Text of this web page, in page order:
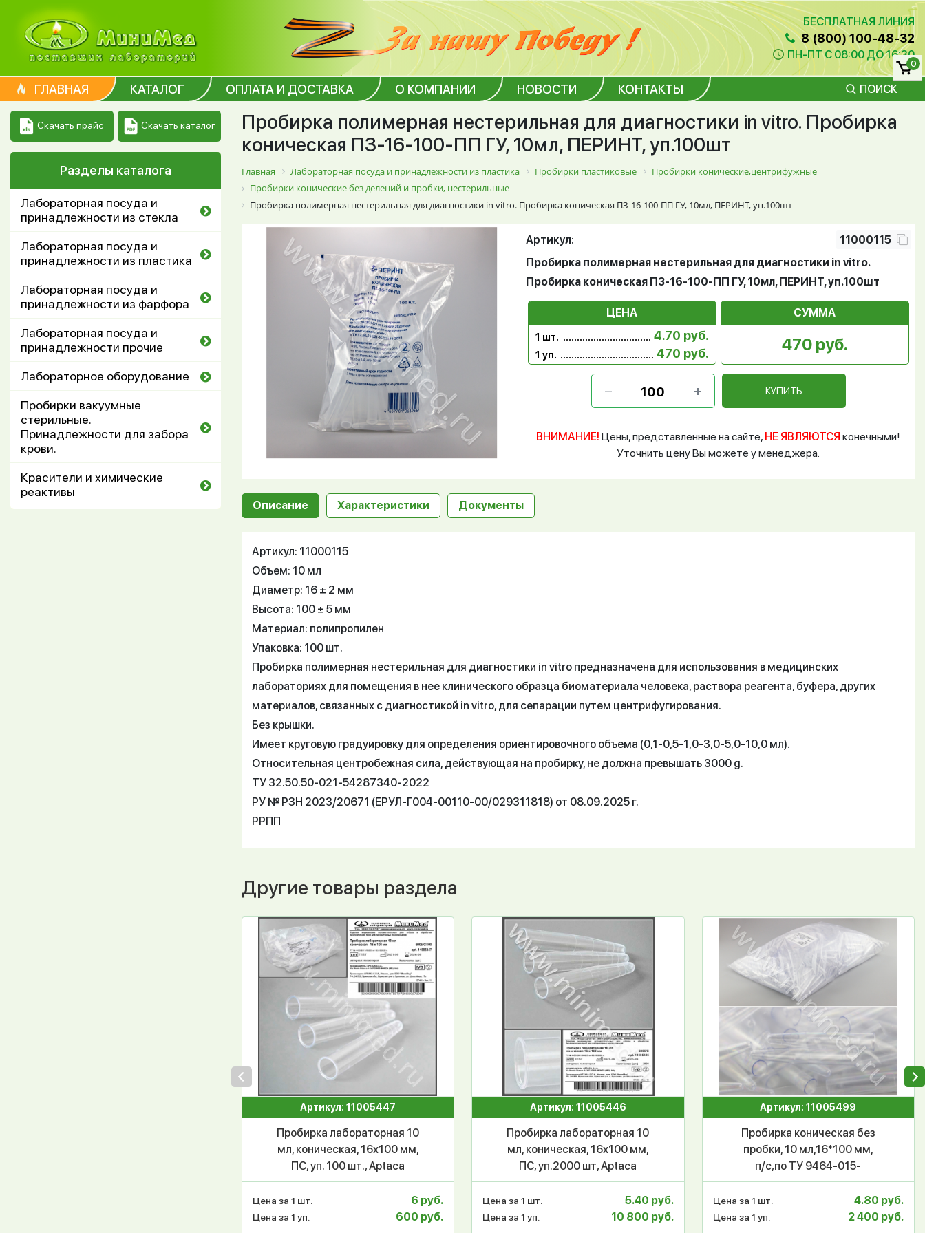
БЕСПЛАТНАЯ ЛИНИЯ
8 (800) 100-48-32
ПН-ПТ С 08:00 ДО 16:30
ГЛАВНАЯ КАТАЛОГ ОПЛАТА И ДОСТАВКА О КОМПАНИИ НОВОСТИ КОНТАКТЫ ПОИСК
0
Скачать прайс Скачать каталог
Разделы каталога
Лабораторная посуда и
принадлежности из стекла
Лабораторная посуда и
принадлежности из пластика
Лабораторная посуда и
принадлежности из фарфора
Лабораторная посуда и
принадлежности прочие
Лабораторное оборудование
Пробирки вакуумные
стерильные.
Принадлежности для забора
крови.
Красители и химические
реактивы
Пробирка полимерная нестерильная для диагностики in vitro. Пробирка
коническая ПЗ-16-100-ПП ГУ, 10мл, ПЕРИНТ, уп.100шт
Главная Лабораторная посуда и принадлежности из пластика Пробирки пластиковые
Пробирки конические,центрифужные
Пробирки конические без делений и пробки, нестерильные
Пробирка полимерная нестерильная для диагностики in vitro. Пробирка коническая ПЗ-16-100-ПП ГУ, 10мл, ПЕРИНТ, уп.100шт
Артикул:
11000115
Пробирка полимерная нестерильная для диагностики in vitro.
Пробирка коническая ПЗ-16-100-ПП ГУ, 10мл, ПЕРИНТ, уп.100шт
ЦЕНА
1 шт. 4.70 руб.
1 уп. 470 руб.
СУММА
470 руб.
КУПИТЬ
ВНИМАНИЕ! Цены, представленные на сайте, НЕ ЯВЛЯЮТСЯ конечными!
Уточнить цену Вы можете у менеджера.
Описание Характеристики Документы
Артикул: 11000115
Объем: 10 мл
Диаметр: 16 ± 2 мм
Высота: 100 ± 5 мм
Материал: полипропилен
Упаковка: 100 шт.
Пробирка полимерная нестерильная для диагностики in vitro предназначена для использования в медицинских
лабораториях для помещения в нее клинического образца биоматериала человека, раствора реагента, буфера, других
материалов, связанных с диагностикой in vitro, для сепарации путем центрифугирования.
Без крышки.
Имеет круговую градуировку для определения ориентировочного объема (0,1-0,5-1,0-3,0-5,0-10,0 мл).
Относительная центробежная сила, действующая на пробирку, не должна превышать 3000 g.
ТУ 32.50.50-021-54287340-2022
РУ № РЗН 2023/20671 (ЕРУЛ-Г004-00110-00/029311818) от 08.09.2025 г.
РРПП
Другие товары раздела
Артикул: 11005447
Пробирка лабораторная 10
мл, коническая, 16х100 мм,
ПС, уп. 100 шт., Aptaca
Цена за 1 шт. 6 руб.
Цена за 1 уп. 600 руб.
Артикул: 11005446
Пробирка лабораторная 10
мл, коническая, 16х100 мм,
ПС, уп.2000 шт, Aptaca
Цена за 1 шт. 5.40 руб.
Цена за 1 уп. 10 800 руб.
Артикул: 11005499
Пробирка коническая без
пробки, 10 мл,16*100 мм,
п/c,по ТУ 9464-015-
29508133-2014,
уп.500/2000 шт, МиниМед
Цена за 1 шт. 4.80 руб.
Цена за 1 уп. 2 400 руб.